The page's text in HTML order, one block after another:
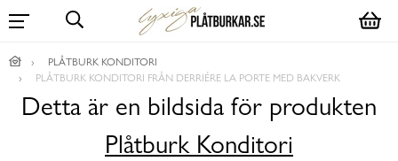
PLÅTBURK KONDITORI
PLÅTBURK KONDITORI FRÅN DERRIÉRE LA PORTE MED BAKVERK
Detta är en bildsida för produkten
Plåtburk Konditori